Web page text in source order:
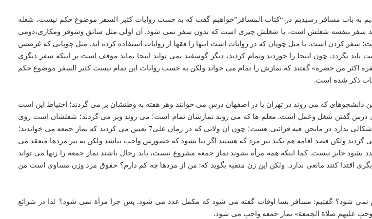
به باب مسافر رسیدیم در “کتاب المسافر”خواهیم گفت که به حسب روایات کثیر السفر موضوع حکم نیست، شغله
سفر بنفسه شغلش است، یا شغلش چیزی است که بدون سفر نمی شود. آن اولی مثل سائق وشوفر ومکاری،دومی
کردن است. یا مثل چوپان که در روایات است اینها را فقها از روایات استفاده کرده اند. مثل چوپانی که غرضش
بگردد. چون اینجا را خوردند وتمام کردند، دیگر گوسفند نمی تواند اینجا بماند موقف است بر اینکه سفر دیگری
اکثر من حضره» گفتند که نمازش را تمام می خواند ولکن به حسب روایات این تمام نیست کثیر السفر موضوع حکم
ذکر شده است.
که می روند در تهران یا در اصفهان درس می خوانند وهر هفته به وطنشان بر می گردند؛ احتیاط این است
درس گفتن شغل وعمل است. معلم ها که می روند نمازشان تمام است؛ می روند وبر می گردند؛ شغلشان است روی
این معنا ملتزم شدن عیب ندارد، این شخص امام جماعت بشود مسافر هم باشد در آنجا اشکالی ندارد در مانحن فیه قرائنی هست؛ چون آن ولاتی که در زمان علی7 تعیین می کردند که نماز جمعه می خواندند؛
گردند ولکن قصد اقامه هم بکند پیر مرد که هستند اگر بنا بشود که حضورش واجب نباشد ولکن به پیر مردها منعقد می
بشود جایز نیست. کما اینکه همه مرأه بشوند نماز جمعه مشروع نیست، باید رجال باشند نماز جمعه را زنها می تواند
اقتدا کنند مانعی ندارد. ولکن این زن متقیه بگوید که: من از مردها چه کم دارم؟ حقوق مرد وزن مساوی است من
نمی شود؟ گفتیم: مسافر بسا اوقات گفته می شود که مکمل عدد می شود. پس چرا مرأة نمی شود؟ لذا در شرائع
علیهم صلاة الجمعة» نماز جمعه واجب می شود.